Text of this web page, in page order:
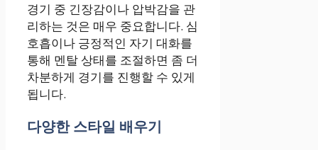
경기 중 긴장감이나 압박감을 관
리하는 것은 매우 중요합니다. 심
호흡이나 긍정적인 자기 대화를
통해 멘탈 상태를 조절하면 좀 더
차분하게 경기를 진행할 수 있게
됩니다.
다양한 스타일 배우기